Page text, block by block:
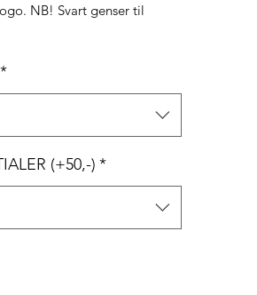
NB! Svart genser til
linning
i sidepanel og over skuldre
*
(+50,-) *